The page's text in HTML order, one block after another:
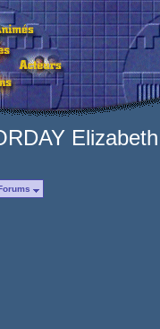
Elizabeth